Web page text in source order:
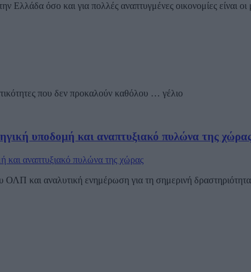
Ελλάδα όσο και για πολλές αναπτυγμένες οικονομίες είναι
που δεν προκαλούν καθόλου … γέλιο
υποδομή και αναπτυξιακό πυλώνα της
και αναλυτική ενημέρωση για τη σημερινή